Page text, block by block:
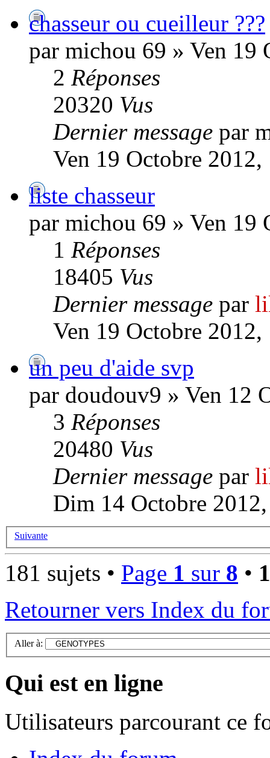
chasseur ou cueilleur ???
par michou 69 » Ven 19
2 Réponses
20320 Vus
Dernier message par
Ven 19 Octobre 2012,
liste chasseur
par michou 69 » Ven 19
1 Réponses
18405 Vus
Dernier message par
Ven 19 Octobre 2012,
un peu d'aide svp
par doudouv9 » Ven 12
3 Réponses
20480 Vus
Dernier message par
Dim 14 Octobre
Suivante
181 sujets • Page 1 sur 8 • 1
Retourner vers Index du
Aller à:
Qui est en ligne
Utilisateurs parcourant ce